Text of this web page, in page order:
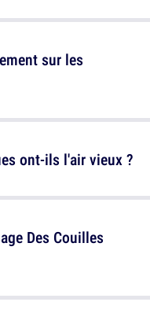
sur les
Des Couilles
ont-ils l'air vieux ?